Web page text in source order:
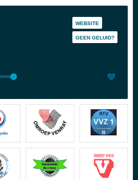
WEBSITE
GEEN GELUID?